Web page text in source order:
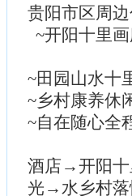
贵阳市区周
~开阳十里
~田园山水十
~乡村康养休
~自在随心全
酒店→开阳
光→水乡村